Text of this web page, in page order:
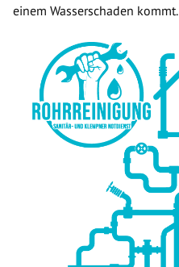
einem Wasserschaden kommt.